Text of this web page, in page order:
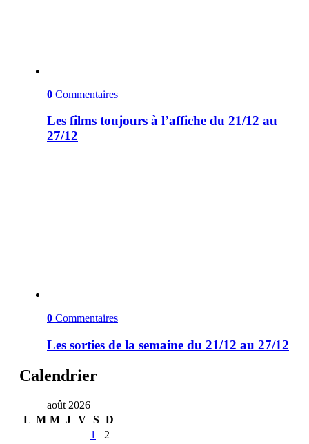
0 Commentaires
Les films toujours à l’affiche du 21/12 au
27/12
0 Commentaires
Les sorties de la semaine du 21/12 au 27/12
Calendrier
août 2026
L M M J V S D
1
2